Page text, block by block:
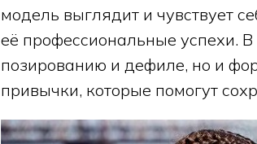
модель выглядит и чувствует
её профессиональные успехи.
позированию и дефиле, но и
привычки, которые помогут